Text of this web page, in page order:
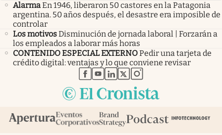
AlarmaEn 1946, liberaron 50 castores en la Patagonia
argentina. 50 años después, el desastre era imposible de
controlar
Los motivosDisminución de jornada laboral | Forzarán a
los empleados a laborar más horas
CONTENIDO ESPECIAL EXTERNOPedir una tarjeta de
crédito digital: ventajas y lo que conviene revisar
abre en nueva pestaña
abre en nueva pestaña
abre en nueva pestaña
abre en nueva pestaña
abre en nueva pestaña